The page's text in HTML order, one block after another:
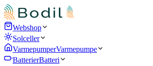
Webshop
Solceller
VarmepumperVarmepumpe
BatterierBatteri